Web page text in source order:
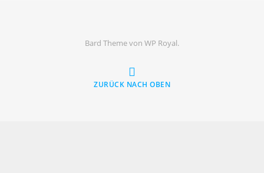
Bard Theme von WP Royal.
ZURÜCK NACH OBEN